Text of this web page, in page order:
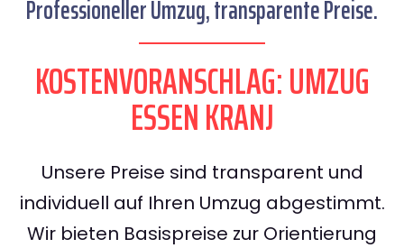
Professioneller Umzug, transparente Preise.
KOSTENVORANSCHLAG: UMZUG
ESSEN KRANJ
Unsere Preise sind transparent und
individuell auf Ihren Umzug abgestimmt.
Wir bieten Basispreise zur Orientierung